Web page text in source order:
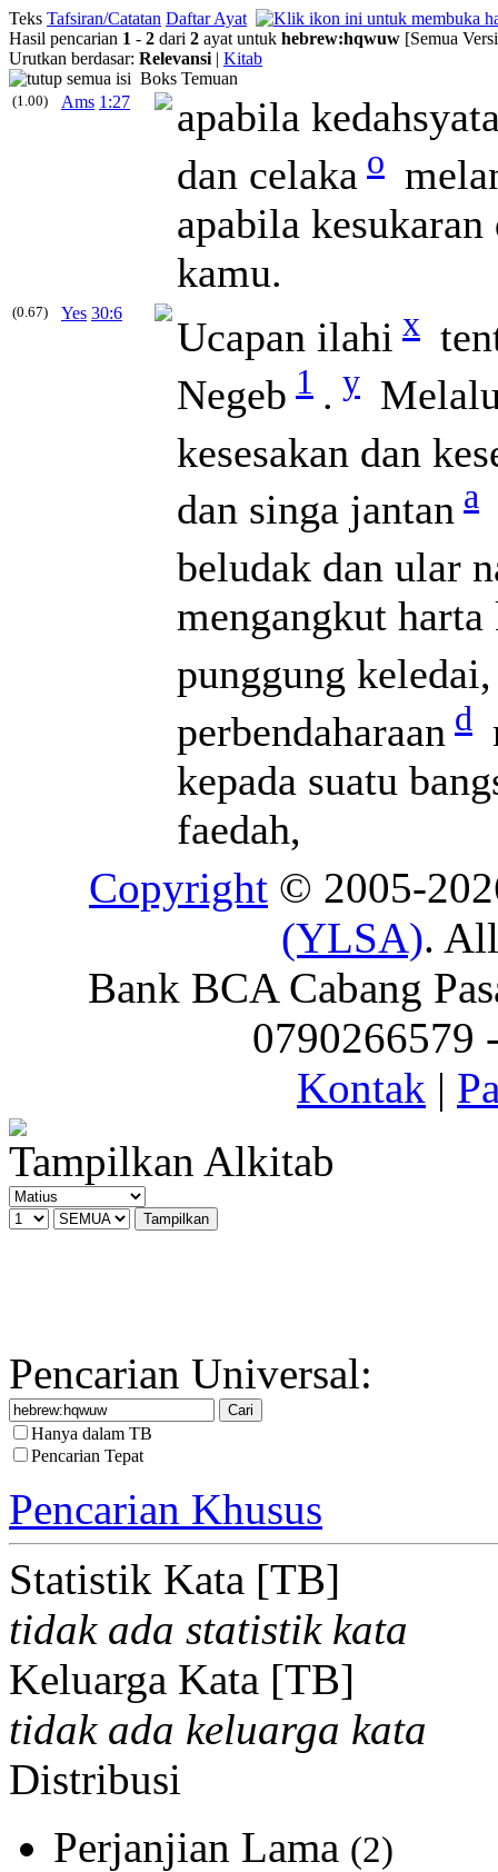
Teks Tafsiran/Catatan Daftar Ayat
Hasil pencarian 1 - 2 dari 2 ayat untuk hebrew:hqwuw [Semua
Urutkan berdasar: Relevansi | Kitab
Boks Temuan
(1.00) Ams 1:27
apabila
dan celaka o
apabila
kamu.
(0.67) Yes 30:6
Ucapan ilahi x
Negeb 1 . y
kesesakan dan
dan singa jantan a
beludak dan ular
mengangkut harta
punggung keledai,
perbendaharaan d
kepada suatu
faedah,
Copyright © 2005-
(YLSA).
Bank BCA Cabang
0790266579
Kontak |
Tampilkan Alkitab
Pencarian Universal:
Hanya dalam TB
Pencarian Tepat
Pencarian Khusus
Statistik Kata [TB]
tidak ada statistik kata
Keluarga Kata [TB]
tidak ada keluarga kata
Distribusi
Perjanjian Lama (2)